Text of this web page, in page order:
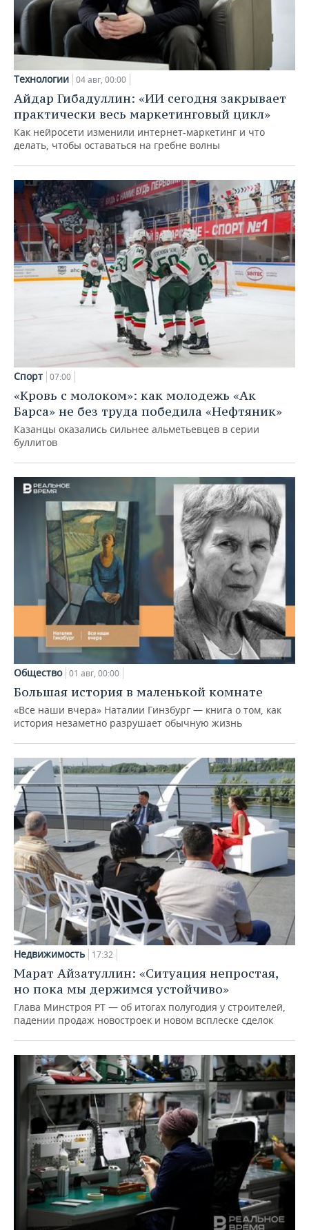
Технологии 04 авг, 00:00
Айдар Гибадуллин: «ИИ сегодня закрывает
практически весь маркетинговый цикл»
Как нейросети изменили интернет-маркетинг и что
делать, чтобы оставаться на гребне волны
Спорт 07:00
«Кровь с молоком»: как молодежь «Ак
Барса» не без труда победила «Нефтяник»
Казанцы оказались сильнее альметьевцев в серии
буллитов
Общество 01 авг, 00:00
Большая история в маленькой комнате
«Все наши вчера» Наталии Гинзбург — книга о том, как
история незаметно разрушает обычную жизнь
Недвижимость 17:32
Марат Айзатуллин: «Ситуация непростая,
но пока мы держимся устойчиво»
Глава Минстроя РТ — об итогах полугодия у строителей,
падении продаж новостроек и новом всплеске сделок